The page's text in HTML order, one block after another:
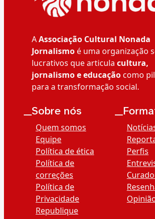
AAssociação Cultural Nonada
Jornalismoé uma organização
lucrativos que articula cultura,
jornalismo e educaçãocomo
para a transformação social.
__Sobre nós
Quem somos
Equipe
Política de ética
Política de
correções
Política de
Privacidade
Republique
Perfis